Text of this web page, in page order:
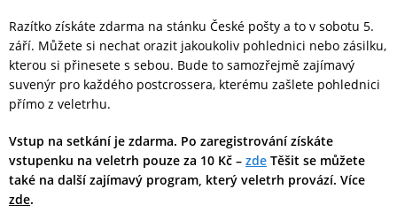
Razítko získáte zdarma na stánku České pošty a to v sobotu 5.
září. Můžete si nechat orazit jakoukoliv pohlednici nebo zásilku,
kterou si přinesete s sebou. Bude to samozřejmě zajímavý
suvenýr pro každého postcrossera, kterému zašlete pohlednici
přímo z veletrhu.
Vstup na setkání je zdarma. Po zaregistrování získáte
vstupenku na veletrh pouze za 10 Kč – zde Těšit se můžete
také na další zajímavý program, který veletrh provází. Více
zde.